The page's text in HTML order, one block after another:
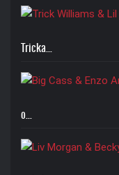
Tricka…
o…